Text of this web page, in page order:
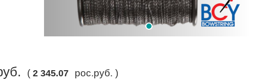
( 2 345.07 рос.руб. )